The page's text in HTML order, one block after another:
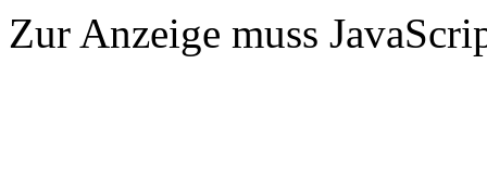
Zur Anzeige muss